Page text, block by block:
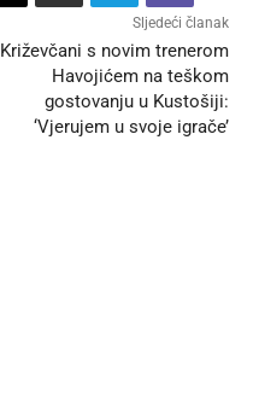
Sljedeći članak
Križevčani s novim trenerom
Havojićem na teškom
gostovanju u Kustošiji:
‘Vjerujem u svoje igrače’